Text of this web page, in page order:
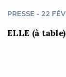
PRESSE - 22
ELLE (à table)